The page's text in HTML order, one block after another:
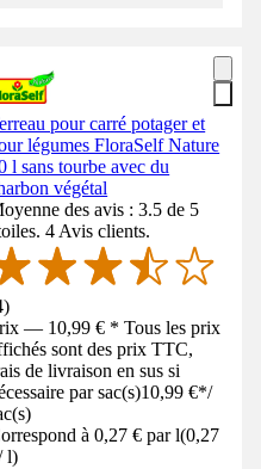
pour carré potager et
légumes FloraSelf Nature
l sans tourbe avec du
végétal
des avis : 3.5 de 5
4 Avis clients.
)
— 10,99 € * Tous les prix
sont des prix TTC,
de livraison en sus si
par sac(s)10,99 €*/
à 0,27 € par l(0,27
l)